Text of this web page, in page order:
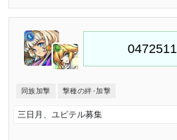
同族加撃 撃種の絆･加撃
三日月、ユピテル募集